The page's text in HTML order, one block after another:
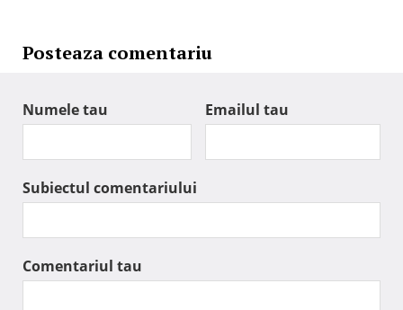
Posteaza comentariu
Numele tau Emailul tau
Subiectul comentariului
Comentariul tau